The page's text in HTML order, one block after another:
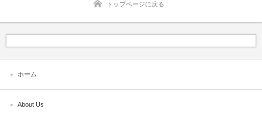
トップページに戻る
ホーム
About Us